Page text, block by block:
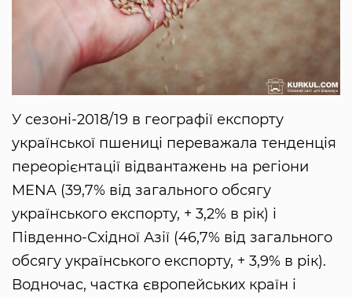
У сезоні-2018/19 в географії експорту
української пшениці переважала тенденція
переорієнтації відвантажень на регіони
MENA (39,7% від загального обсягу
українського експорту, + 3,2% в рік) і
Південно-Східної Азії (46,7% від загального
обсягу українського експорту, + 3,9% в рік).
Водночас, частка європейських країн і